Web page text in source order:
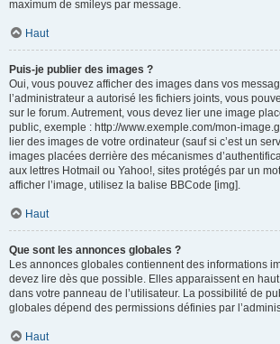
maximum de smileys par message.
Haut
Puis-je publier des images ?
Oui, vous pouvez afficher des images dans vos
l’administrateur a autorisé les fichiers joints, vous
sur le forum. Autrement, vous devez lier une image
public, exemple : http://www.exemple.com/mon-
lier des images de votre ordinateur (sauf si c’est un
images placées derrière des mécanismes
aux lettres Hotmail ou Yahoo!, sites protégés par un
afficher l’image, utilisez la balise BBCode [img].
Haut
Que sont les annonces globales ?
Les annonces globales contiennent des informations
devez lire dès que possible. Elles apparaissent en
dans votre panneau de l’utilisateur. La possibilité de
globales dépend des permissions définies par
Haut